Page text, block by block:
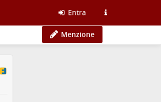
Entra
Menzione